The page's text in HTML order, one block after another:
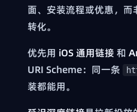
面、安装流程或优惠，
转化。
优先用 iOS 通用链接 和
URI Scheme：同一条
装都能用。